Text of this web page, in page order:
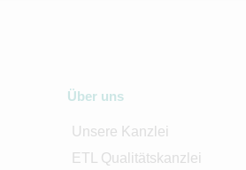
Über uns
Unsere Kanzlei
ETL Qualitätskanzlei